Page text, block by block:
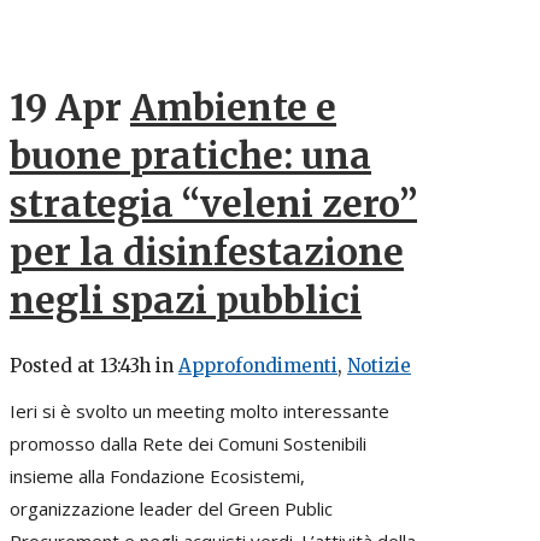
19 Apr Ambiente e
buone pratiche: una
strategia “veleni zero”
per la disinfestazione
negli spazi pubblici
Posted at 13:43h in Approfondimenti, Notizie
Ieri si è svolto un meeting molto interessante
promosso dalla Rete dei Comuni Sostenibili
insieme alla Fondazione Ecosistemi,
organizzazione leader del Green Public